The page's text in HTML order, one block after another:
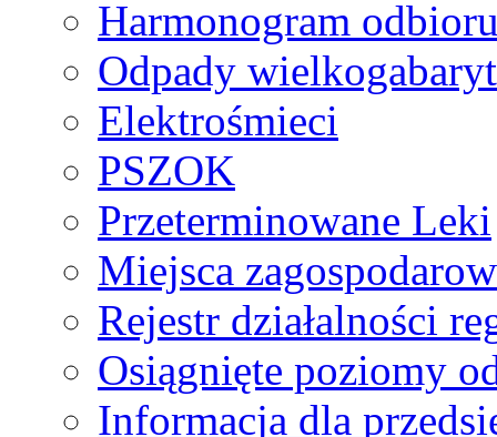
Harmonogram
Odpady
Elektrośmieci
PSZOK
Przeterminowane Leki
Miejsca
Rejestr działalności
Osiągnięte poziomy
Informacja dla